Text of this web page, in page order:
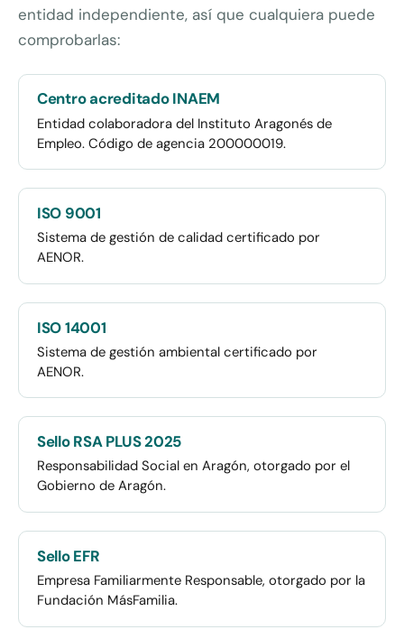
entidad independiente, así que cualquiera puede
comprobarlas:
Centro acreditado INAEM
Entidad colaboradora del Instituto Aragonés de
Empleo. Código de agencia 200000019.
ISO 9001
Sistema de gestión de calidad certificado por
AENOR.
ISO 14001
Sistema de gestión ambiental certificado por
AENOR.
Sello RSA PLUS 2025
Responsabilidad Social en Aragón, otorgado por el
Gobierno de Aragón.
Sello EFR
Empresa Familiarmente Responsable, otorgado por la
Fundación MásFamilia.